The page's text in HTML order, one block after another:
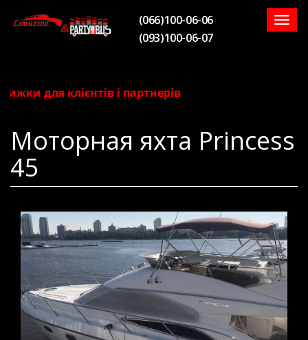
(066)100-06-06
(093)100-06-07
для клієнтів і партнерів
Моторная яхта Princess
45